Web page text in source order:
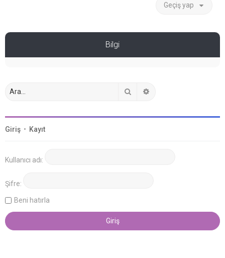
Geçiş yap
Bilgi
Giriş • Kayıt
Kullanıcı adı:
Şifre:
Beni hatırla